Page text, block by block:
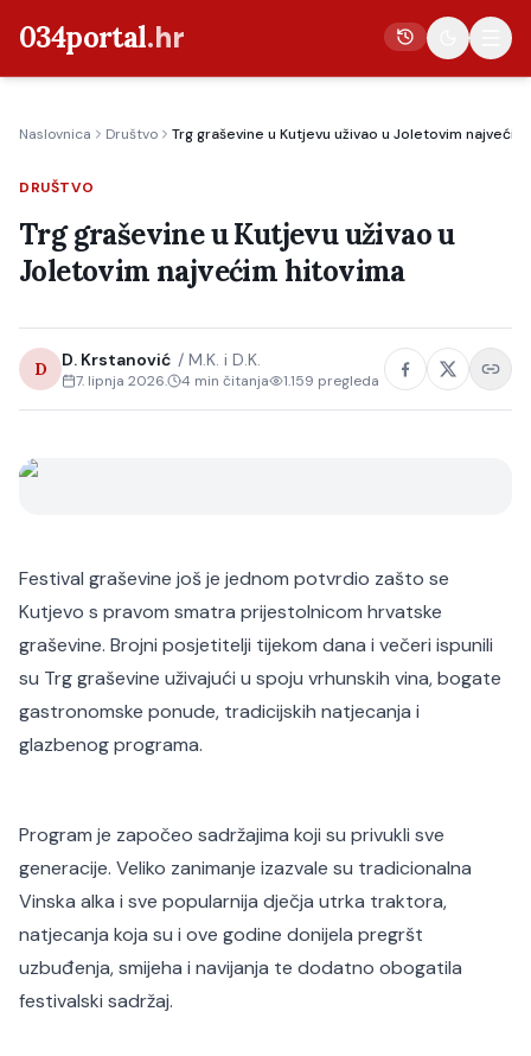
034portal.hr
Crna kronika
Poljoprivreda
Politika
Gospodarstvo
Život
Kultura
Naslovnica Društvo Trg graševine u Kutjevu uživao u Joletovim
DRUŠTVO
Trg graševine u Kutjevu uživao u
Joletovim najvećim hitovima
D D. Krstanović / M.K. i D.K.
7. lipnja 2026. 4 min čitanja 1.159 pregleda
Festival graševine još je jednom potvrdio zašto se
Kutjevo s pravom smatra prijestolnicom hrvatske
graševine. Brojni posjetitelji tijekom dana i večeri ispunili
su Trg graševine uživajući u spoju vrhunskih vina, bogate
gastronomske ponude, tradicijskih natjecanja i
glazbenog programa.
Program je započeo sadržajima koji su privukli sve
generacije. Veliko zanimanje izazvale su tradicionalna
Vinska alka i sve popularnija dječja utrka traktora,
natjecanja koja su i ove godine donijela pregršt
uzbuđenja, smijeha i navijanja te dodatno obogatila
festivalski sadržaj.